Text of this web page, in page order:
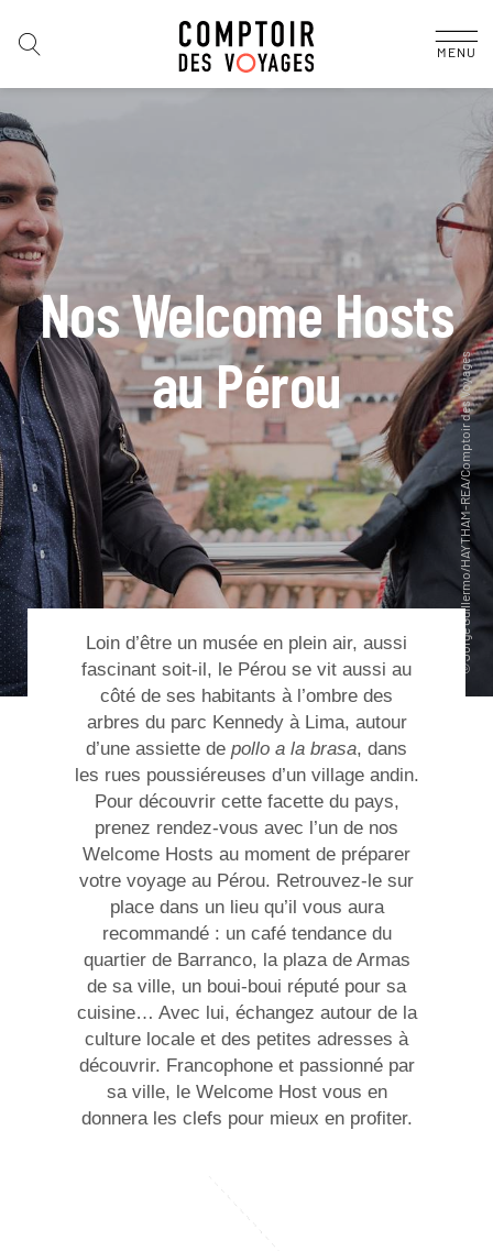
MENU
Nos Welcome Hosts
au Pérou
Loin d’être un musée en plein air, aussi
fascinant soit-il, le Pérou se vit aussi au
côté de ses habitants à l’ombre des
arbres du parc Kennedy à Lima, autour
d’une assiette de pollo a la brasa, dans
les rues poussiéreuses d’un village andin.
Pour découvrir cette facette du pays,
prenez rendez-vous avec l’un de nos
Welcome Hosts au moment de préparer
votre voyage au Pérou. Retrouvez-le sur
place dans un lieu qu’il vous aura
recommandé : un café tendance du
quartier de Barranco, la plaza de Armas
de sa ville, un boui-boui réputé pour sa
cuisine… Avec lui, échangez autour de la
culture locale et des petites adresses à
découvrir. Francophone et passionné par
sa ville, le Welcome Host vous en
donnera les clefs pour mieux en profiter.